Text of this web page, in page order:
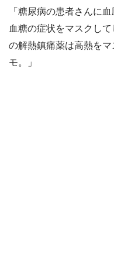
「糖尿病の患者さんに
血糖の症状をマスクし
の解熱鎮痛薬は高熱を
モ。」